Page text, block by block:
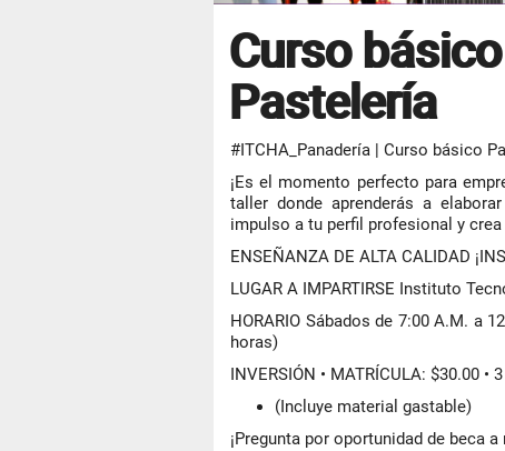
Curso
Pastelería
#ITCHA_Panadería | Curso básico
¡Es el momento perfecto para
taller donde aprenderás a
impulso a tu perfil profesional y
ENSEÑANZA DE ALTA CALIDAD
LUGAR A IMPARTIRSE Instituto
HORARIO Sábados de 7:00 A.M. a
horas)
INVERSIÓN • MATRÍCULA: $30.00 •
(Incluye material gastable)
¡Pregunta por oportunidad de beca